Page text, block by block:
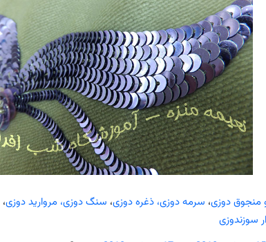
منجوق دوزی، سرمه دوزی، ذغره دوزی، سنگ دوزی، مروارید دوزی،
سوزندوزی